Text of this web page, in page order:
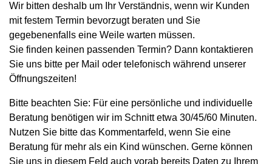
Wir bitten deshalb um Ihr Verständnis, wenn wir Kunden
mit festem Termin bevorzugt beraten und Sie
gegebenenfalls eine Weile warten müssen.
Sie finden keinen passenden Termin? Dann kontaktieren
Sie uns bitte per Mail oder telefonisch während unserer
Öffnungszeiten!
Bitte beachten Sie: Für eine persönliche und individuelle
Beratung benötigen wir im Schnitt etwa 30/45/60 Minuten.
Nutzen Sie bitte das Kommentarfeld, wenn Sie eine
Beratung für mehr als ein Kind wünschen. Gerne können
Sie uns in diesem Feld auch vorab bereits Daten zu Ihrem